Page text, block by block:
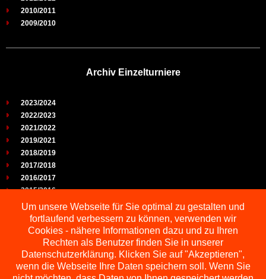
2010/2011
2009/2010
Archiv Einzelturniere
2023/2024
2022/2023
2021/2022
2019/2021
2018/2019
2017/2018
2016/2017
2015/2016
2014/2015
2013/2014
2012/2013
2011/2012
2010/2011
2009/2010
Um unsere Webseite für Sie optimal zu gestalten und
fortlaufend verbessern zu können, verwenden wir
Cookies - nähere Informationen dazu und zu Ihren
Rechten als Benutzer finden Sie in unserer
Datenschutzerklärung. Klicken Sie auf "Akzeptieren",
wenn die Webseite Ihre Daten speichern soll. Wenn Sie